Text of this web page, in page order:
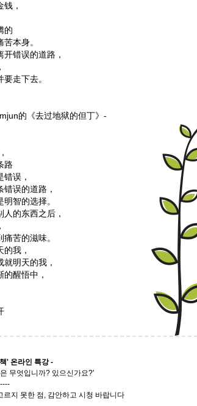
，
的
本身。
错误的道路，
走下去。
的《去过地狱的但丁》-
路
误，
误的道路，
智的选择。
的东西之后，
苦的滋味。
我，
明天的我，
醒悟中，
' 온라인 특강 -
무엇입니까? 있으신가요?'
지 못한 점, 감안하고 시청 바랍니다